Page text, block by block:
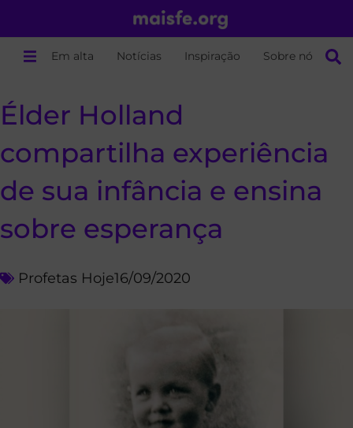
Em alta Notícias Inspiração Sobre nós
Élder Holland
compartilha experiência
de sua infância e ensina
sobre esperança
Profetas Hoje16/09/2020